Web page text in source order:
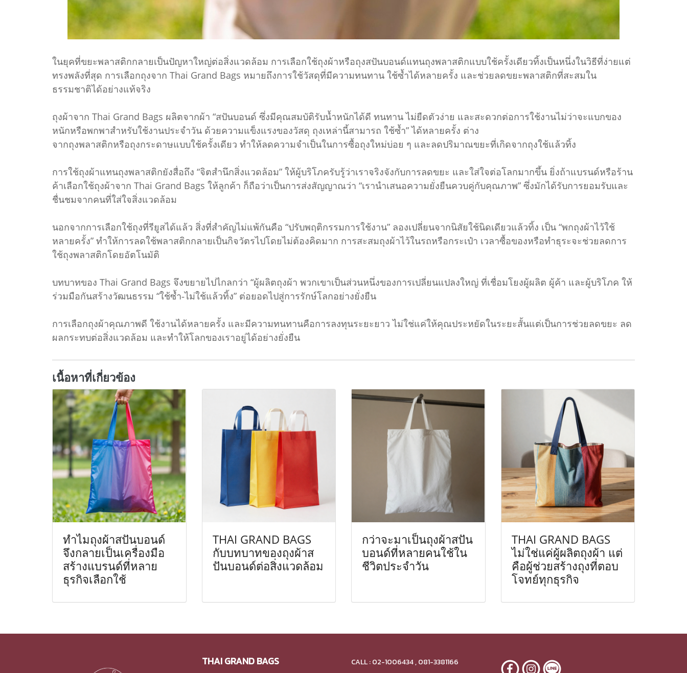
ในยุคที่ขยะพลาสติกกลายเป็นปัญหาใหญ่ต่อสิ่งแวดล้อม การเลือกใช้ถุงผ้าหรือถุงสปันบอนด์แทนถุงพลาสติกแบบใช้ครั้งเดียวทิ้งเป็นหนึ่งในวิธีที่ง่ายแต่
ทรงพลังที่สุด การเลือกถุงจาก Thai Grand Bags หมายถึงการใช้วัสดุที่มีความทนทาน ใช้ซ้ำได้หลายครั้ง และช่วยลดขยะพลาสติกที่สะสมใน
ธรรมชาติได้อย่างแท้จริง
ถุงผ้าจาก Thai Grand Bags ผลิตจากผ้า “สปันบอนด์ ซึ่งมีคุณสมบัติรับน้ำหนักได้ดี ทนทาน ไม่ยืดตัวง่าย และสะดวกต่อการใช้งานไม่ว่าจะแบกของ
หนักหรือพกพาสำหรับใช้งานประจำวัน ด้วยความแข็งแรงของวัสดุ ถุงเหล่านี้สามารถ ใช้ซ้ำ” ได้หลายครั้ง ต่าง
จากถุงพลาสติกหรือถุงกระดาษแบบใช้ครั้งเดียว ทำให้ลดความจำเป็นในการซื้อถุงใหม่บ่อย ๆ และลดปริมาณขยะที่เกิดจากถุงใช้แล้วทิ้ง
การใช้ถุงผ้าแทนถุงพลาสติกยังสื่อถึง “จิตสำนึกสิ่งแวดล้อม” ให้ผู้บริโภครับรู้ว่าเราจริงจังกับการลดขยะ และใส่ใจต่อโลกมากขึ้น ยิ่งถ้าแบรนด์หรือร้าน
ค้าเลือกใช้ถุงผ้าจาก Thai Grand Bags ให้ลูกค้า ก็ถือว่าเป็นการส่งสัญญาณว่า “เรานำเสนอความยั่งยืนควบคู่กับคุณภาพ” ซึ่งมักได้รับการยอมรับและ
ชื่นชมจากคนที่ใส่ใจสิ่งแวดล้อม
นอกจากการเลือกใช้ถุงที่รียูสได้แล้ว สิ่งที่สำคัญไม่แพ้กันคือ “ปรับพฤติกรรมการใช้งาน” ลองเปลี่ยนจากนิสัยใช้นิดเดียวแล้วทิ้ง เป็น “พกถุงผ้าไว้ใช้
หลายครั้ง” ทำให้การลดใช้พลาสติกกลายเป็นกิจวัตรไปโดยไม่ต้องคิดมาก การสะสมถุงผ้าไว้ในรถหรือกระเป๋า เวลาซื้อของหรือทำธุระจะช่วยลดการ
ใช้ถุงพลาสติกโดยอัตโนมัติ
บทบาทของ Thai Grand Bags จึงขยายไปไกลกว่า “ผู้ผลิตถุงผ้า พวกเขาเป็นส่วนหนึ่งของการเปลี่ยนแปลงใหญ่ ที่เชื่อมโยงผู้ผลิต ผู้ค้า และผู้บริโภค ให้
ร่วมมือกันสร้างวัฒนธรรม “ใช้ซ้ำ‑ไม่ใช้แล้วทิ้ง” ต่อยอดไปสู่การรักษ์โลกอย่างยั่งยืน
การเลือกถุงผ้าคุณภาพดี ใช้งานได้หลายครั้ง และมีความทนทานคือการลงทุนระยะยาว ไม่ใช่แค่ให้คุณประหยัดในระยะสั้นแต่เป็นการช่วยลดขยะ ลด
ผลกระทบต่อสิ่งแวดล้อม และทำให้โลกของเราอยู่ได้อย่างยั่งยืน
เนื้อหาที่เกี่ยวข้อง
ทำไมถุงผ้าสปันบอนด์
จึงกลายเป็นเครื่องมือ
สร้างแบรนด์ที่หลาย
ธุรกิจเลือกใช้
THAI GRAND BAGS
กับบทบาทของถุงผ้าส
ปันบอนด์ต่อสิ่งแวดล้อม
กว่าจะมาเป็นถุงผ้าสปัน
บอนด์ที่หลายคนใช้ใน
ชีวิตประจำวัน
THAI GRAND BAGS
ไม่ใช่แค่ผู้ผลิตถุงผ้า แต่
คือผู้ช่วยสร้างถุงที่ตอบ
โจทย์ทุกธุรกิจ
THAI GRAND BAGS
CALL : 02-1006434 , 081-3381166